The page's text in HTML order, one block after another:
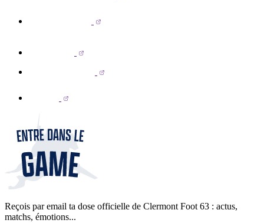
Reçois par email ta dose officielle de Clermont Foot 63 : actus,
matchs, émotions...